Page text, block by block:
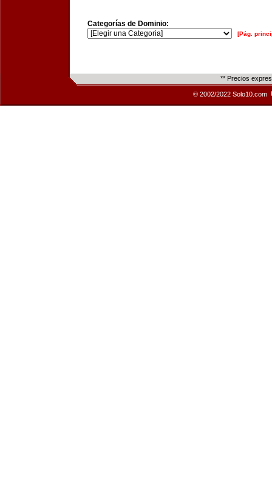
Categorías de Dominio:
[Pág.
** Precios
© 2002/2022 Solo10.com